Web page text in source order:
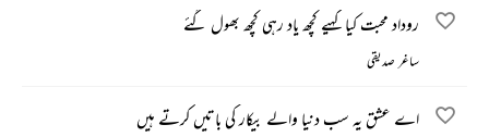
روداد محبت کیا کہیے کچھ یاد رہی کچھ بھول گئے
ساغر صدیقی
اے عشق یہ سب دنیا والے بیکار کی باتیں کرتے ہیں